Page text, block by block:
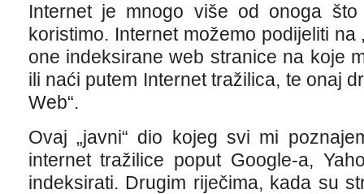
Internet je mnogo više od onoga
koristimo. Internet možemo podijeliti na
one indeksirane web stranice na koje
ili naći putem Internet tražilica, te onaj
Web“.
Ovaj „javni“ dio kojeg svi mi
internet tražilice poput Google-a,
indeksirati. Drugim riječima, kada su